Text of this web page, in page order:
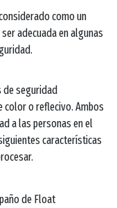
como un
adecuada en algunas
de seguridad
o reflecivo. Ambos
a las personas en el
características
de Float